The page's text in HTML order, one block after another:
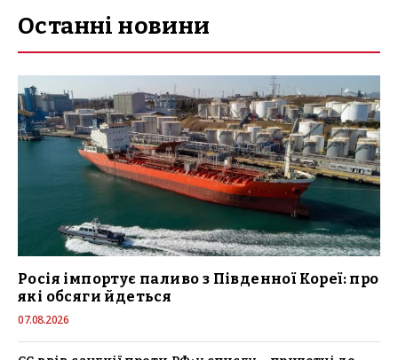
Останні новини
Росія імпортує паливо з Південної Кореї: про
які обсяги йдеться
07.08.2026